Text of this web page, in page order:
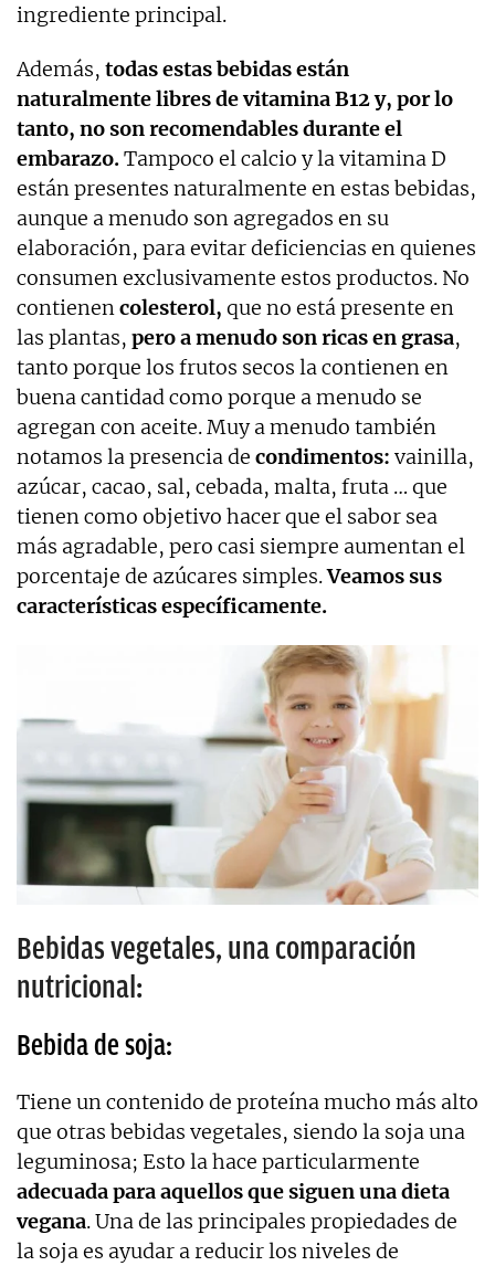
ingrediente principal.
Además, todas estas bebidas están
naturalmente libres de vitamina B12 y, por lo
tanto, no son recomendables durante el
embarazo.Tampoco el calcio y la vitamina D
están presentes naturalmente en estas bebidas,
aunque a menudo son agregados en su
elaboración, para evitar deficiencias en quienes
consumen exclusivamente estos productos. No
contienencolesterol, que no está presente en
las plantas, pero a menudo son ricas en grasa,
tanto porque los frutos secos la contienen en
buena cantidad como porque a menudo se
agregan con aceite. Muy a menudo también
notamos la presencia de condimentos: vainilla,
azúcar, cacao, sal, cebada, malta, fruta … que
tienen como objetivo hacer que el sabor sea
más agradable, pero casi siempre aumentan el
porcentaje de azúcares simples.Veamos sus
características específicamente.
Bebidas vegetales, una comparación
nutricional:
Bebida de soja:
Tiene un contenido de proteína mucho más alto
que otras bebidas vegetales, siendo la soja una
leguminosa; Esto la hace particularmente
adecuada para aquellos que siguen una dieta
vegana. Una de las principales propiedades de
la soja es ayudar a reducir los niveles de